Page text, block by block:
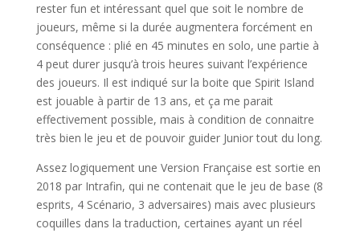
rester fun et intéressant quel que soit le nombre de
joueurs, même si la durée augmentera forcément en
conséquence : plié en 45 minutes en solo, une partie à
4 peut durer jusqu’à trois heures suivant l’expérience
des joueurs. Il est indiqué sur la boite que Spirit Island
est jouable à partir de 13 ans, et ça me parait
effectivement possible, mais à condition de connaitre
très bien le jeu et de pouvoir guider Junior tout du long.
Assez logiquement une Version Française est sortie en
2018 par Intrafin, qui ne contenait que le jeu de base (8
esprits, 4 Scénario, 3 adversaires) mais avec plusieurs
coquilles dans la traduction, certaines ayant un réel